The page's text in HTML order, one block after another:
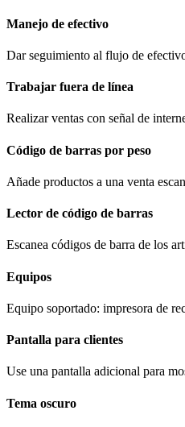
Manejo de efectivo
Dar seguimiento al flujo de
Trabajar fuera de línea
Realizar ventas con señal de
Código de barras por peso
Añade productos a una venta
Lector de código de barras
Escanea códigos de barra de los
Equipos
Equipo soportado: impresora de
Pantalla para clientes
Use una pantalla adicional para
Tema oscuro